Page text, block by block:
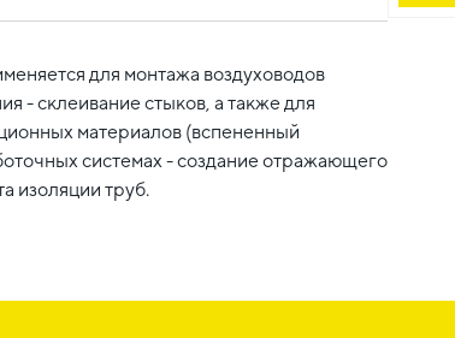
для монтажа воздуховодов
- склеивание стыков, а также для
материалов (вспененный
системах - создание отражающего
изоляции труб.